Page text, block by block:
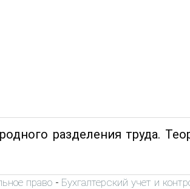
разделения труда.
право- Бухгалтерский учет и